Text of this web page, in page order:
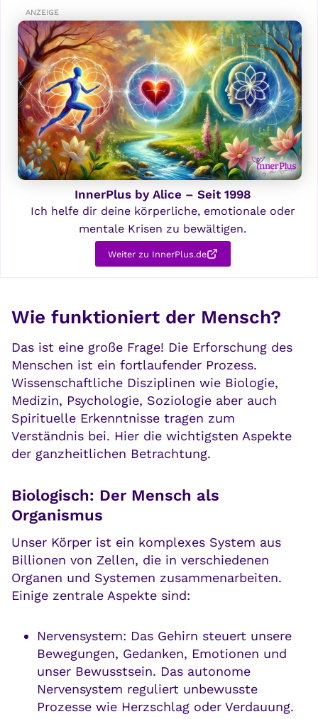
ANZEIGE
InnerPlus by Alice – Seit 1998
Ich helfe dir deine körperliche, emotionale oder
mentale Krisen zu bewältigen.
Weiter zu InnerPlus.de
Wie funktioniert der Mensch?
Das ist eine große Frage! Die Erforschung des
Menschen ist ein fortlaufender Prozess.
Wissenschaftliche Disziplinen wie Biologie,
Medizin, Psychologie, Soziologie aber auch
Spirituelle Erkenntnisse tragen zum
Verständnis bei. Hier die wichtigsten Aspekte
der ganzheitlichen Betrachtung.
Biologisch: Der Mensch als
Organismus
Unser Körper ist ein komplexes System aus
Billionen von Zellen, die in verschiedenen
Organen und Systemen zusammenarbeiten.
Einige zentrale Aspekte sind:
Nervensystem: Das Gehirn steuert unsere
Bewegungen, Gedanken, Emotionen und
unser Bewusstsein. Das autonome
Nervensystem reguliert unbewusste
Prozesse wie Herzschlag oder Verdauung.